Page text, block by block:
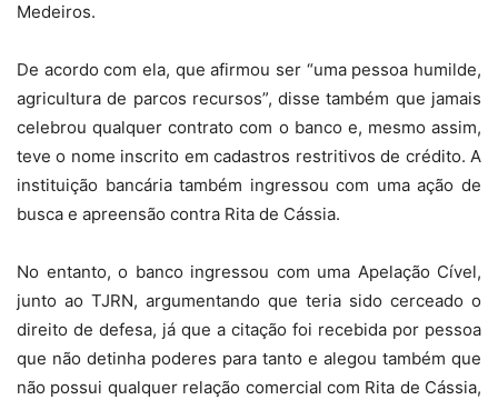
Medeiros.
De acordo com ela, que afirmou ser “uma pessoa humilde,
agricultura de parcos recursos”, disse também que jamais
celebrou qualquer contrato com o banco e, mesmo assim,
teve o nome inscrito em cadastros restritivos de crédito. A
instituição bancária também ingressou com uma ação de
busca e apreensão contra Rita de Cássia.
No entanto, o banco ingressou com uma Apelação Cível,
junto ao TJRN, argumentando que teria sido cerceado o
direito de defesa, já que a citação foi recebida por pessoa
que não detinha poderes para tanto e alegou também que
não possui qualquer relação comercial com Rita de Cássia,